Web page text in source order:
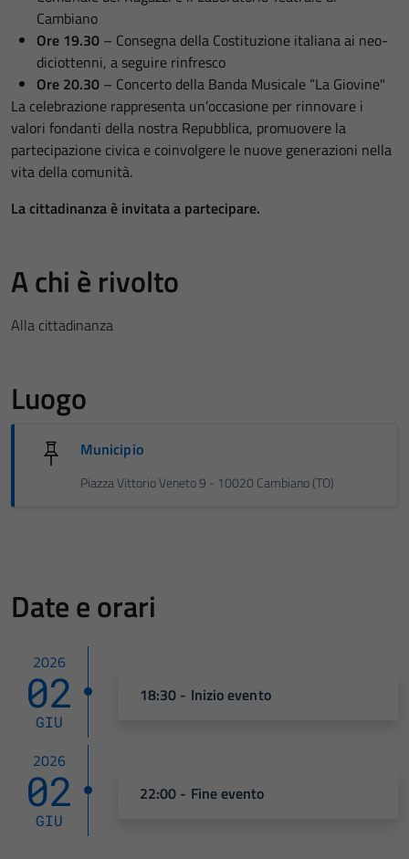
Cambiano
Ore 19.30 – Consegna della Costituzione italiana ai neo-
diciottenni, a seguire rinfresco
Ore 20.30 – Concerto della Banda Musicale “La Giovine"
La celebrazione rappresenta un’occasione per rinnovare i
valori fondanti della nostra Repubblica, promuovere la
partecipazione civica e coinvolgere le nuove generazioni nella
vita della comunità.
La cittadinanza è invitata a partecipare.
A chi è rivolto
Alla cittadinanza
Luogo
Municipio
Piazza Vittorio Veneto 9 - 10020 Cambiano (TO)
Date e orari
2026
02
GIU
18:30 - Inizio evento
2026
02
GIU
22:00 - Fine evento